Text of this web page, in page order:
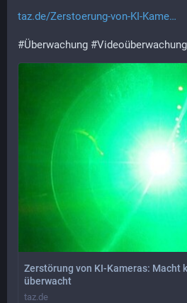
taz.de/Zerstoerung-von-KI-Kame
#Überwachung #Videoüberwachung
Zerstörung von KI-Kameras: Macht
überwacht
taz.de